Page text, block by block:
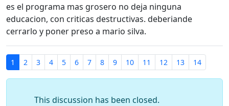
es el programa mas grosero no deja ninguna
educacion, con criticas destructivas. deberiande
cerrarlo y poner preso a mario silva.
1 2 3 4 5 6 7 8 9 10 11 12 13 14
This discussion has been closed.